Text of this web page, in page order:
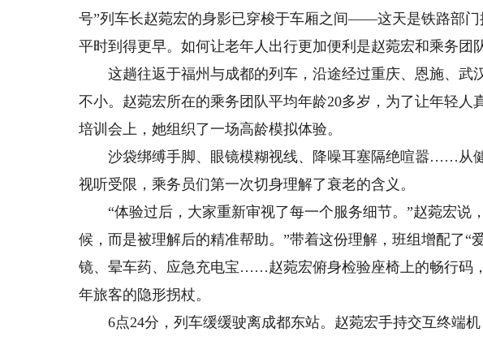
号”列车长赵菀宏的身影已穿梭于车厢之间——这天是铁路部
平时到得更早。如何让老年人出行更加便利是赵菀宏和乘务团
这趟往返于福州与成都的列车，沿途经过重庆、恩施、武
不小。赵菀宏所在的乘务团队平均年龄20多岁，为了让年轻人
培训会上，她组织了一场高龄模拟体验。
沙袋绑缚手脚、眼镜模糊视线、降噪耳塞隔绝喧嚣……从健
视听受限，乘务员们第一次切身理解了衰老的含义。
“体验过后，大家重新审视了每一个服务细节。”赵菀宏说
候，而是被理解后的精准帮助。”带着这份理解，班组增配了“
镜、晕车药、应急充电宝……赵菀宏俯身检验座椅上的畅行码
年旅客的隐形拐杖。
6点24分，列车缓缓驶离成都东站。赵菀宏手持交互终端机